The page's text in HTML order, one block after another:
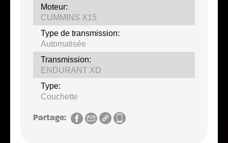
Moteur:
CUMMINS X15
Type de transmission:
Automatisée
Transmission:
ENDURANT XD
Type:
Couchette
Partage: